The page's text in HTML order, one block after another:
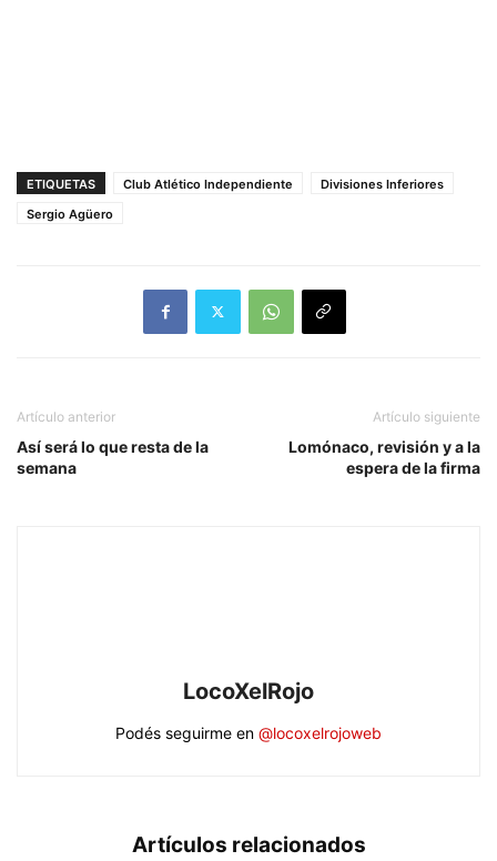
ETIQUETAS Club Atlético Independiente
Divisiones Inferiores
Sergio Agüero
Artículo anterior
Así será lo que resta de la
semana
Artículo siguiente
Lomónaco, revisión y a la
espera de la firma
LocoXelRojo
Podés seguirme en @locoxelrojoweb
Artículos relacionados